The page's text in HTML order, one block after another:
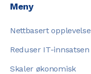
Meny
Nettbasert opplevelse
Reduser IT-innsatsen
Skaler økonomisk